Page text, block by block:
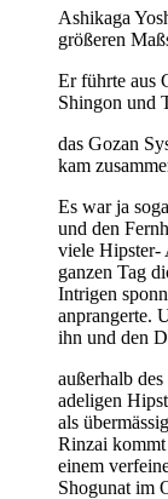
Ashikaga
größeren
Er führte aus
Shingon und
das Gozan
kam
Es war ja
und den
viele Hipster-
ganzen Tag
Intrigen
anprangerte.
ihn und den
außerhalb
adeligen
als
Rinzai
einem
Shogunat im